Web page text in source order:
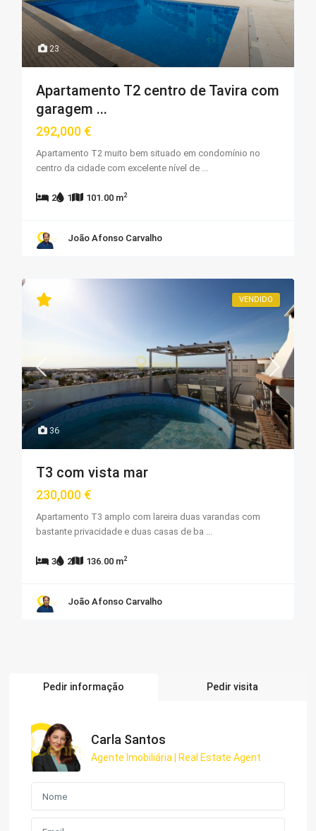
23
Apartamento T2 centro de Tavira com
garagem ...
292,000 €
Apartamento T2 muito bem situado em condomínio no
centro da cidade com excelente nível de ...
2 1 101.00 m2
João Afonso Carvalho
36
VENDIDO
T3 com vista mar
230,000 €
Apartamento T3 amplo com lareira duas varandas com
bastante privacidade e duas casas de ba ...
3 2 136.00 m2
João Afonso Carvalho
Pedir informação Pedir visita
Carla Santos
Agente Imobiliária | Real Estate Agent